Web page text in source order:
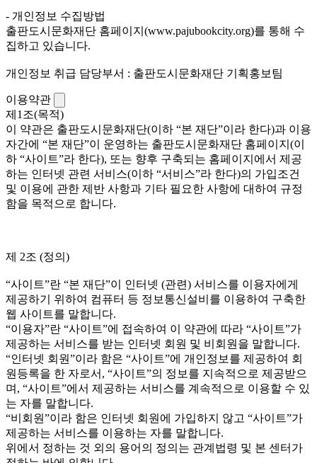
- 개인정보 수집방법
출판도시문화재단 홈페이지(www.pajubookcity.org)를 통해 수
집하고 있습니다.
개인정보 취급 담당부서 : 출판도시문화재단 기획홍보팀
이용약관
제1조(목적)
이 약관은 출판도시문화재단(이하 “본 재단”이라 한다)과 이용
자간에 “본 재단”이 운영하는 출판도시문화재단 홈페이지(이
하 “사이트”라 한다), 또는 향후 구축되는 홈페이지에서 제공
하는 인터넷 관련 서비스(이하 “서비스”라 한다)의 가입조건
및 이용에 관한 제반 사항과 기타 필요한 사항에 대하여 규정
함을 목적으로 합니다.
제 2조 (정의)
“사이트”란 “본 재단”이 인터넷 (관련) 서비스를 이용자에게
제공하기 위하여 컴퓨터 등 정보통신설비를 이용하여 구축한
웹 사이트를 말합니다.
“이용자”란 “사이트”에 접속하여 이 약관에 따라 “사이트”가
제공하는 서비스를 받는 인터넷 회원 및 비회원을 말합니다.
“인터넷 회원”이라 함은 “사이트”에 개인정보를 제공하여 회
원등록을 한 자로서, “사이트”의 정보를 지속적으로 제공받으
며, “사이트”에서 제공하는 서비스를 계속적으로 이용할 수 있
는 자를 말합니다.
“비회원”이라 함은 인터넷 회원에 가입하지 않고 “사이트”가
제공하는 서비스를 이용하는 자를 말합니다.
위에서 정하는 것 외의 용어의 정의는 관계법령 및 본 센터가